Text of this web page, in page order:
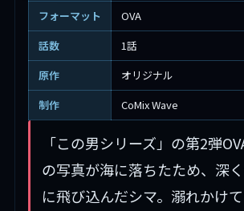
フォーマット
OVA
話数
1話
原作
オリジナル
制作
CoMix Wave
「この男シリーズ」の第2弾
の写真が海に落ちたため、深
に飛び込んだシマ。溺れかけ